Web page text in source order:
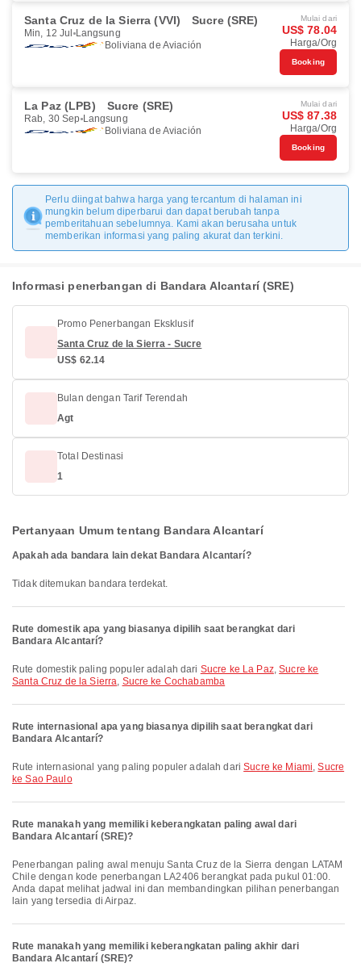
Santa Cruz de la Sierra (VVI) Sucre (SRE)
Min, 12 Jul Langsung
Boliviana de Aviación
Mulai dari
US$ 78.04
Harga/Org
Booking
La Paz (LPB) Sucre (SRE)
Rab, 30 Sep Langsung
Boliviana de Aviación
Mulai dari
US$ 87.38
Harga/Org
Booking
Perlu diingat bahwa harga yang tercantum di halaman ini
mungkin belum diperbarui dan dapat berubah tanpa
pemberitahuan sebelumnya. Kami akan berusaha untuk
memberikan informasi yang paling akurat dan terkini.
Informasi penerbangan di Bandara Alcantarí (SRE)
Promo Penerbangan Eksklusif
Santa Cruz de la Sierra - Sucre
US$ 62.14
Bulan dengan Tarif Terendah
Agt
Total Destinasi
1
Pertanyaan Umum tentang Bandara Alcantarí
Apakah ada bandara lain dekat Bandara Alcantarí?
Tidak ditemukan bandara terdekat.
Rute domestik apa yang biasanya dipilih saat berangkat dari
Bandara Alcantarí?
Rute domestik paling populer adalah dari Sucre ke La Paz,Sucre ke
Santa Cruz de la Sierra, Sucre ke Cochabamba
Rute internasional apa yang biasanya dipilih saat berangkat dari
Bandara Alcantarí?
Rute internasional yang paling populer adalah dariSucre ke Miami,Sucre
ke Sao Paulo
Rute manakah yang memiliki keberangkatan paling awal dari
Bandara Alcantarí (SRE)?
Penerbangan paling awal menuju Santa Cruz de la Sierra dengan LATAM
Chile dengan kode penerbangan LA2406 berangkat pada pukul 01:00.
Anda dapat melihat jadwal ini dan membandingkan pilihan penerbangan
lain yang tersedia di Airpaz.
Rute manakah yang memiliki keberangkatan paling akhir dari
Bandara Alcantarí (SRE)?